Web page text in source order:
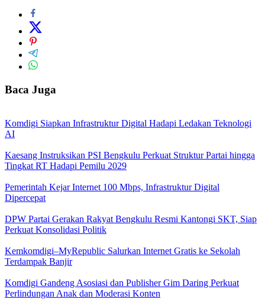
Baca Juga
Komdigi Siapkan Infrastruktur Digital Hadapi Ledakan Teknologi
AI
Kaesang Instruksikan PSI Bengkulu Perkuat Struktur Partai hingga
Tingkat RT Hadapi Pemilu 2029
Pemerintah Kejar Internet 100 Mbps, Infrastruktur Digital
Dipercepat
DPW Partai Gerakan Rakyat Bengkulu Resmi Kantongi SKT, Siap
Perkuat Konsolidasi Politik
Kemkomdigi–MyRepublic Salurkan Internet Gratis ke Sekolah
Terdampak Banjir
Komdigi Gandeng Asosiasi dan Publisher Gim Daring Perkuat
Perlindungan Anak dan Moderasi Konten